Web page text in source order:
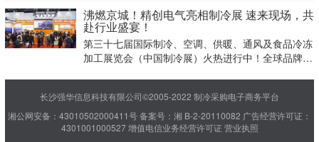
沸燃京城！精创电气亮相制冷展 速来现场，共
赴行业盛宴！
第三十七届国际制冷、空调、供暖、通风及食品冷冻
加工展览会（中国制冷展）火热进行中！全球品牌云
只在现场!
长沙强华信息科技有限公司©2005-2022 制冷采购电子商务平台
湘公网安备：43010502000411号备案号：湘 B-2-20110082 广告经营许可证：
4301001000527增值电信业务经营许可证 营业执照